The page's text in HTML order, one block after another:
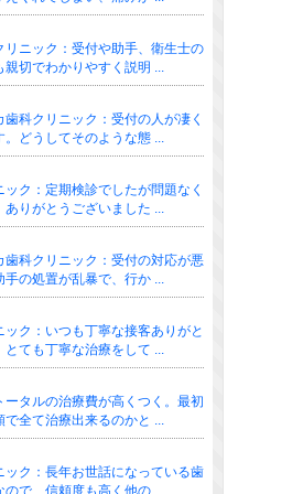
リニック：受付や助手、衛生士の
親切でわかりやすく説明 ...
科クリニック：受付の人が凄く
。どうしてそのような態 ...
ク：定期検診でしたが問題なく
ありがとうございました ...
歯科クリニック：受付の対応が悪
手の処置が乱暴で、行か ...
ック：いつも丁寧な接客ありがと
とても丁寧な治療をして ...
ータルの治療費が高くつく。最初
で全て治療出来るのかと ...
ック：長年お世話になっている歯